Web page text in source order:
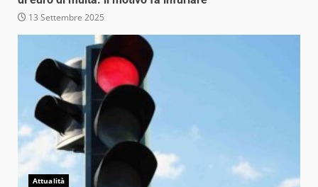
13 Settembre 2025
Attualità